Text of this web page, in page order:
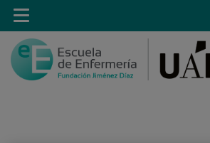
Saltar al contenido
Toggle
navigation